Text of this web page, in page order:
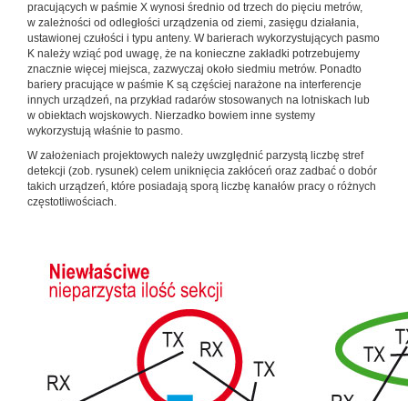
pracujących w paśmie X wynosi średnio od trzech do pięciu metrów,
w zależności od odległości urządzenia od ziemi, zasięgu działania,
ustawionej czułości i typu anteny. W barierach wykorzystujących pasmo
K należy wziąć pod uwagę, że na konieczne zakładki potrzebujemy
znacznie więcej miejsca, zazwyczaj około siedmiu metrów. Ponadto
bariery pracujące w paśmie K są częściej narażone na interferencje
innych urządzeń, na przykład radarów stosowanych na lotniskach lub
w obiektach wojskowych. Nierzadko bowiem inne systemy
wykorzystują właśnie to pasmo.
W założeniach projektowych należy uwzględnić parzystą liczbę stref
detekcji (zob. rysunek) celem uniknięcia zakłóceń oraz zadbać o dobór
takich urządzeń, które posiadają sporą liczbę kanałów pracy o różnych
częstotliwościach.